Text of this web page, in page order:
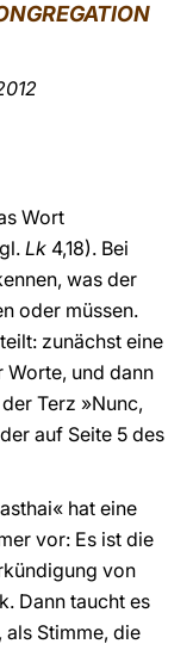
Wort
Lk 4,18). Bei
was der
oder müssen.
zunächst eine
Worte, und dann
Terz »Nunc,
auf Seite 5 des
hat eine
vor: Es ist die
von
Dann taucht es
als Stimme, die